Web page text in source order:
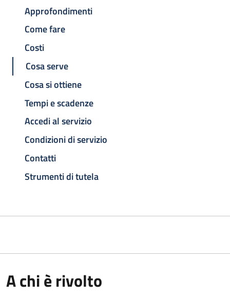
Approfondimenti
Come fare
Costi
Cosa serve
Cosa si ottiene
Tempi e scadenze
Accedi al servizio
Condizioni di servizio
Contatti
Strumenti di tutela
A chi è rivolto